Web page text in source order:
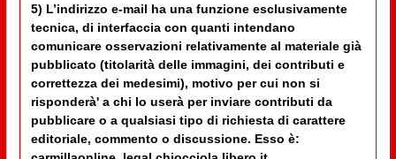
5) L’indirizzo e-mail ha una funzione esclusivamente
tecnica, di interfaccia con quanti intendano
comunicare osservazioni relativamente al materiale già
pubblicato (titolarità delle immagini, dei contributi e
correttezza dei medesimi), motivo per cui non si
risponderà' a chi lo userà per inviare contributi da
pubblicare o a qualsiasi tipo di richiesta di carattere
editoriale, commento o discussione. Esso è: